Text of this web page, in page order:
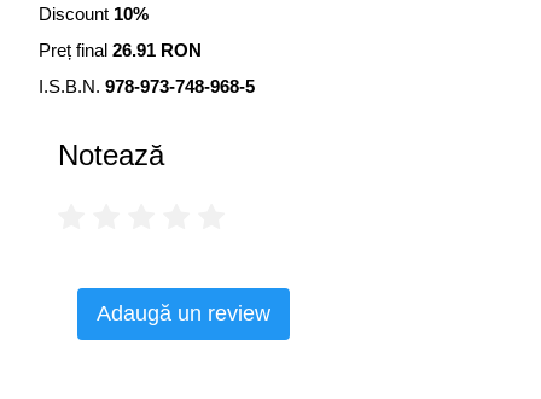
recuperăm după boli precum eczema, sindromul
sindromul de oboseală cronică, diverse tipuri de colită etc.
• Recomandări în alegerea celor mai potrivite probiotice și
de materii fecale, următoarea frontieră din medicină,
Discount 10%
Preț final 26.91 RON
I.S.B.N. 978-973-748-968-5
Notează
Adaugă un review